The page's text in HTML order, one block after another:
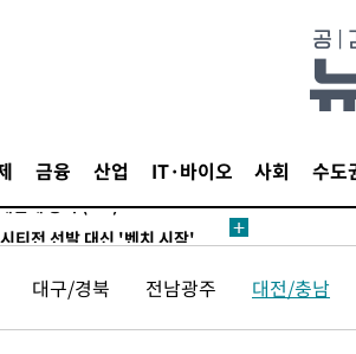
금융 산업 IT·바이오 사회 수도
대로 비공식 데뷔전
티 상대로 비공식 데뷔전
썩'…"세계적인 선수 되길"
티전 선발 대신 '벤치 시작'
46.01%로 승리…정청래
북 김민석, 대구 정청래 승리
대구/경북 전남광주 대전/충남